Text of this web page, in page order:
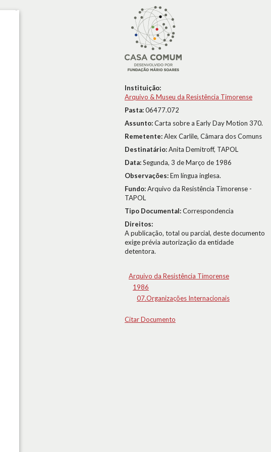
Instituição:
Arquivo & Museu da Resistência Timorense
Pasta:06477.072
Assunto:Carta sobre a Early Day Motion 370.
Remetente:Alex Carlile, Câmara dos Comuns
Destinatário:Anita Demitroff, TAPOL
Data:Segunda, 3 de Março de 1986
Observações:Em língua inglesa.
Fundo:Arquivo da Resistência Timorense -
TAPOL
Tipo Documental:Correspondencia
Direitos:
A publicação, total ou parcial, deste documento
exige prévia autorização da entidade
detentora.
Arquivo da Resistência Timorense
1986
07.Organizações Internacionais
Citar Documento